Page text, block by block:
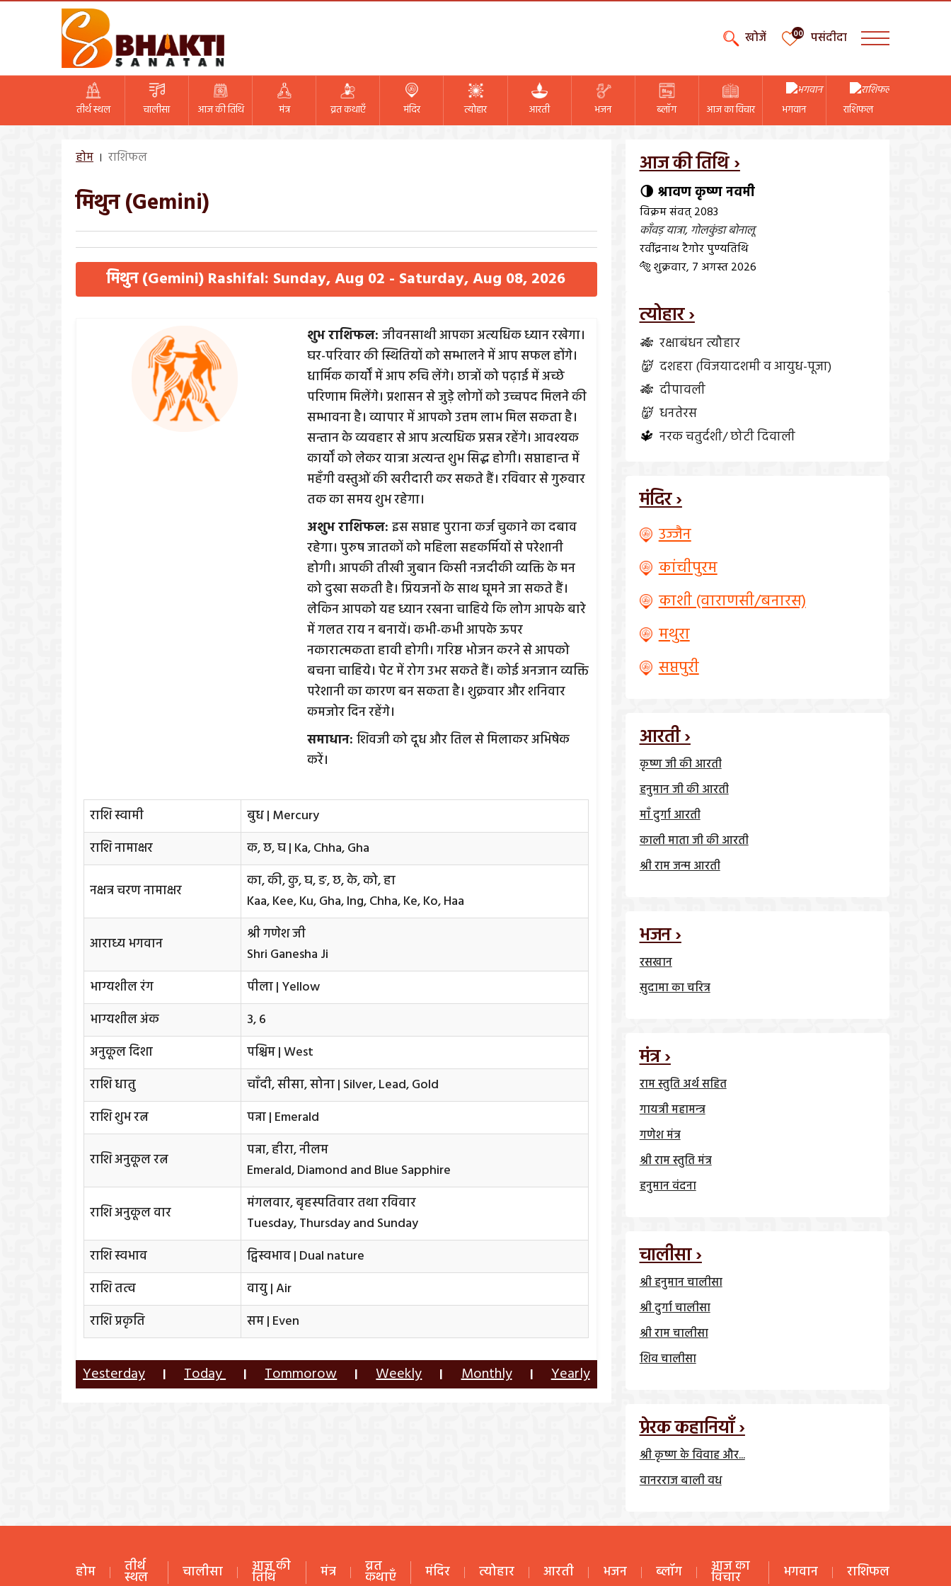
खोजें 00 पसंदीदा
तीर्थ स्थल चालीसा आज की तिथि मंत्र व्रत कथाएँ मंदिर त्योहार आरती भजन ब्लॉग आज का विचार भगवान राशिफल
होम राशिफल
मिथुन (Gemini)
मिथुन (Gemini) Rashifal: Sunday, Aug 02 - Saturday, Aug 08, 2026
शुभ राशिफल: जीवनसाथी आपका अत्यधिक ध्यान रखेगा।
घर-परिवार की स्थितियों को सम्भालने में आप सफल होंगे।
धार्मिक कार्यों में आप रुचि लेंगे। छात्रों को पढ़ाई में अच्छे
परिणाम मिलेंगे। प्रशासन से जुड़े लोगों को उच्चपद मिलने की
सम्भावना है। व्यापार में आपको उत्तम लाभ मिल सकता है।
सन्तान के व्यवहार से आप अत्यधिक प्रसन्न रहेंगे। आवश्यक
कार्यों को लेकर यात्रा अत्यन्त शुभ सिद्ध होगी। सप्ताहान्त में
महँगी वस्तुओं की खरीदारी कर सकते हैं। रविवार से गुरुवार
तक का समय शुभ रहेगा।
अशुभ राशिफल: इस सप्ताह पुराना कर्ज चुकाने का दबाव
रहेगा। पुरुष जातकों को महिला सहकर्मियों से परेशानी
होगी। आपकी तीखी जुबान किसी नजदीकी व्यक्ति के मन
को दुखा सकती है। प्रियजनों के साथ घूमने जा सकते हैं।
लेकिन आपको यह ध्यान रखना चाहिये कि लोग आपके बारे
में गलत राय न बनायें। कभी-कभी आपके ऊपर
नकारात्मकता हावी होगी। गरिष्ठ भोजन करने से आपको
बचना चाहिये। पेट में रोग उभर सकते हैं। कोई अनजान व्यक्ति
परेशानी का कारण बन सकता है। शुक्रवार और शनिवार
कमजोर दिन रहेंगे।
समाधान: शिवजी को दूध और तिल से मिलाकर अभिषेक
करें।
राशि स्वामी
बुध | Mercury
राशि नामाक्षर
क, छ, घ | Ka, Chha, Gha
नक्षत्र चरण नामाक्षर
का, की, कु, घ, ङ, छ, के, को, हा
Kaa, Kee, Ku, Gha, Ing, Chha, Ke, Ko, Haa
आराध्य भगवान
श्री गणेश जी
Shri Ganesha Ji
भाग्यशील रंग
पीला | Yellow
भाग्यशील अंक
3, 6
अनुकूल दिशा
पश्चिम | West
राशि धातु
चाँदी, सीसा, सोना | Silver, Lead, Gold
राशि शुभ रत्न
पन्ना | Emerald
राशि अनुकूल रत्न
पन्ना, हीरा, नीलम
Emerald, Diamond and Blue Sapphire
राशि अनुकूल वार
मंगलवार, बृहस्पतिवार तथा रविवार
Tuesday, Thursday and Sunday
राशि स्वभाव
द्विस्वभाव | Dual nature
राशि तत्व
वायु | Air
राशि प्रकृति
सम | Even
Yesterday | Today | Tommorow | Weekly | Monthly | Yearly
आज की तिथि ›
🌗 श्रावण कृष्ण नवमी
विक्रम संवत् 2083
काँवड़ यात्रा,गोलकुंडा बोनालू
रवींद्रनाथ टैगोर पुण्यतिथि
🐅 शुक्रवार, 7 अगस्त 2026
त्योहार ›
🎋 रक्षाबंधन त्यौहार
👹 दशहरा (विजयादशमी व आयुध-पूजा)
🎋 दीपावली
👹 धनतेरस
🔱 नरक चतुर्दशी/ छोटी दिवाली
मंदिर ›
उज्जैन
कांचीपुरम
काशी (वाराणसी/बनारस)
मथुरा
सप्तपुरी
आरती ›
कृष्ण जी की आरती
हनुमान जी की आरती
माँ दुर्गा आरती
काली माता जी की आरती
श्री राम जन्म आरती
भजन ›
रसखान
सुदामा का चरित्र
मंत्र ›
राम स्तुति अर्थ सहित
गायत्री महामन्त्र
गणेश मंत्र
श्री राम स्तुति मंत्र
हनुमान वंदना
चालीसा ›
श्री हनुमान चालीसा
श्री दुर्गा चालीसा
श्री राम चालीसा
शिव चालीसा
प्रेरक कहानियाँ ›
श्री कृष्ण के विवाह और...
वानरराज बाली वध
होम तीर्थ
स्थल चालीसा आज की
तिथि मंत्र व्रत
कथाएँ मंदिर त्योहार आरती भजन ब्लॉग आज का
विचार भगवान राशिफल